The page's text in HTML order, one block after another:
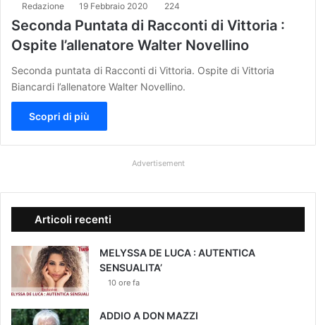
Redazione 19 Febbraio 2020 224
Seconda Puntata di Racconti di Vittoria :
Ospite l’allenatore Walter Novellino
Seconda puntata di Racconti di Vittoria. Ospite di Vittoria
Biancardi l’allenatore Walter Novellino.
Scopri di più
Advertisement
Articoli recenti
MELYSSA DE LUCA : AUTENTICA
SENSUALITA’
10 ore fa
ADDIO A DON MAZZI